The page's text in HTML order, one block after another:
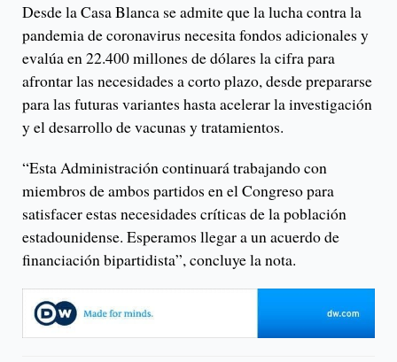
Desde la Casa Blanca se admite que la lucha contra la
pandemia de coronavirus necesita fondos adicionales y
evalúa en 22.400 millones de dólares la cifra para
afrontar las necesidades a corto plazo, desde prepararse
para las futuras variantes hasta acelerar la investigación
y el desarrollo de vacunas y tratamientos.
“Esta Administración continuará trabajando con
miembros de ambos partidos en el Congreso para
satisfacer estas necesidades críticas de la población
estadounidense. Esperamos llegar a un acuerdo de
financiación bipartidista”, concluye la nota.